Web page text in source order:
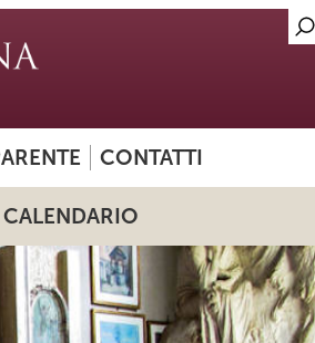
CONTATTI
CALENDARIO